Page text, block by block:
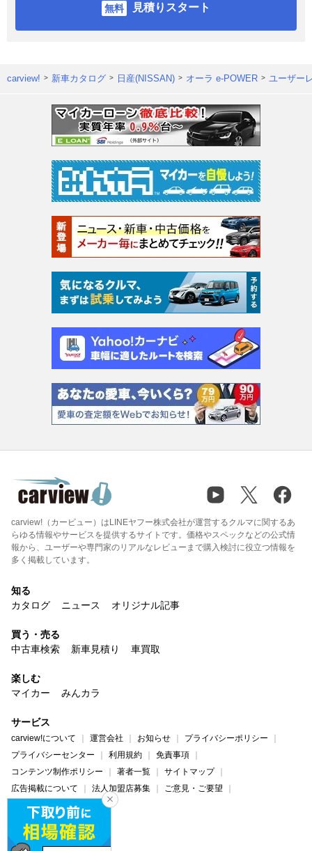
見積りスタート
carview! 新車カタログ 日産(NISSAN) オーラ e-POWER ユーザー
carview!（カービュー）はLINEヤフー株式会社が運営するクルマに関するあ
らゆる情報やサービスを提供するサイトです。価格やスペックなどの公式情
報から、ユーザーや専門家のリアルなレビューまで購入検討に役立つ情報を
多く掲載しています。
知る
カタログ
ニュース オリジナル記事
買う・売る
中古車検索
新車見積り 車買取
楽しむ
マイカー
みんカラ
サービス
carview!について 運営会社 お知らせ
プライバシーポリシー
プライバシーセンター
利用規約
免責事項
コンテンツ制作ポリシー
著者一覧
サイトマップ
広告掲載について
法人加盟店募集
ご意見・ご要望
ヘルプ・お問い合わせ
carview! Yahoo! JAPAN